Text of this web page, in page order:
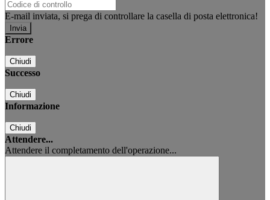
E-mail inviata, si prega di controllare la casella di posta elettronica!
Errore
Chiudi
Successo
Chiudi
Informazione
Chiudi
Attendere...
Attendere il completamento dell'operazione...